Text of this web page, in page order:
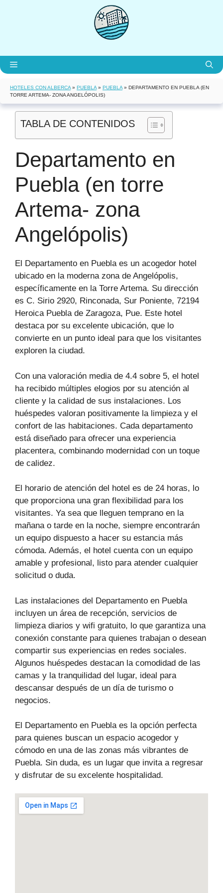
Menú
HOTELES CON ALBERCA » PUEBLA » PUEBLA » DEPARTAMENTO EN PUEBLA (EN
TORRE ARTEMA- ZONA ANGELÓPOLIS)
TABLA DE CONTENIDOS
Departamento en
Puebla (en torre
Artema- zona
Angelópolis)
El Departamento en Puebla es un acogedor hotel
ubicado en la moderna zona de Angelópolis,
específicamente en la Torre Artema. Su dirección
es C. Sirio 2920, Rinconada, Sur Poniente, 72194
Heroica Puebla de Zaragoza, Pue. Este hotel
destaca por su excelente ubicación, que lo
convierte en un punto ideal para que los visitantes
exploren la ciudad.
Con una valoración media de 4.4 sobre 5, el hotel
ha recibido múltiples elogios por su atención al
cliente y la calidad de sus instalaciones. Los
huéspedes valoran positivamente la limpieza y el
confort de las habitaciones. Cada departamento
está diseñado para ofrecer una experiencia
placentera, combinando modernidad con un toque
de calidez.
El horario de atención del hotel es de 24 horas, lo
que proporciona una gran flexibilidad para los
visitantes. Ya sea que lleguen temprano en la
mañana o tarde en la noche, siempre encontrarán
un equipo dispuesto a hacer su estancia más
cómoda. Además, el hotel cuenta con un equipo
amable y profesional, listo para atender cualquier
solicitud o duda.
Las instalaciones del Departamento en Puebla
incluyen un área de recepción, servicios de
limpieza diarios y wifi gratuito, lo que garantiza una
conexión constante para quienes trabajan o desean
compartir sus experiencias en redes sociales.
Algunos huéspedes destacan la comodidad de las
camas y la tranquilidad del lugar, ideal para
descansar después de un día de turismo o
negocios.
El Departamento en Puebla es la opción perfecta
para quienes buscan un espacio acogedor y
cómodo en una de las zonas más vibrantes de
Puebla. Sin duda, es un lugar que invita a regresar
y disfrutar de su excelente hospitalidad.